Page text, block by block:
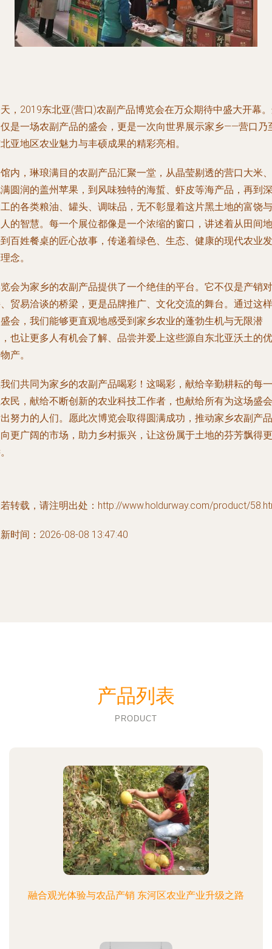
，2019东北亚(营口)农副产品博览会在万众期待中盛大开幕
是一场农副产品的盛会，更是一次向世界展示家乡——营口乃
亚地区农业魅力与丰硕成果的精彩亮相。
内，琳琅满目的农副产品汇聚一堂，从晶莹剔透的营口大米、
圆润的盖州苹果，到风味独特的海蜇、虾皮等海产品，再到深
的各类粮油、罐头、调味品，无不彰显着这片黑土地的富饶与
的智慧。每一个展位都像是一个浓缩的窗口，讲述着从田间地
百姓餐桌的匠心故事，传递着绿色、生态、健康的现代农业发
念。
会为家乡的农副产品提供了一个绝佳的平台。它不仅是产销对
贸易洽谈的桥梁，更是品牌推广、文化交流的舞台。通过这样
会，我们能够更直观地感受到家乡农业的蓬勃生机与无限潜
也让更多人有机会了解、品尝并爱上这些源自东北亚沃土的优
产。
们共同为家乡的农副产品喝彩！这喝彩，献给辛勤耕耘的每一
民，献给不断创新的农业科技工作者，也献给所有为这场盛会
努力的人们。愿此次博览会取得圆满成功，推动家乡农副产品
更广阔的市场，助力乡村振兴，让这份属于土地的芬芳飘得更
转载，请注明出处：http://www.holdurway.com/product/
时间：2026-08-08 13:47:40
产品列表
PRODUCT
融合观光体验与农品产销 东河区农业产业升级之路